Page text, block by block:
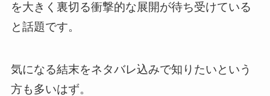
を大きく裏切る衝撃的な展開が待ち受けている
と話題です。
気になる結末をネタバレ込みで知りたいという
方も多いはず。